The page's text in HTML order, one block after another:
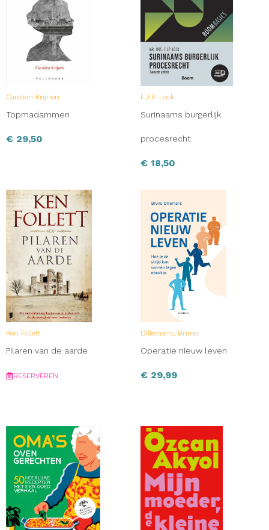
Carolien Krijnen
Topmadammen
€ 29,50
F.J.P. Lock
Surinaams burgerlijk
procesrecht
€ 18,50
Ken Follett
Pilaren van de aarde
RESERVEREN
Dillemans, Bruno
Operatie nieuw leven
€ 29,99